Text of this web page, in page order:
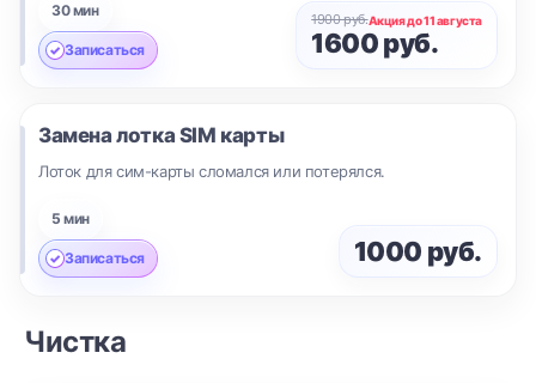
30 мин
Записаться
1900 руб.Акция до 11 августа
1600 руб.
Замена лотка SIM карты
Лоток для сим-карты сломался или потерялся.
5 мин
Записаться 1000 руб.
Чистка